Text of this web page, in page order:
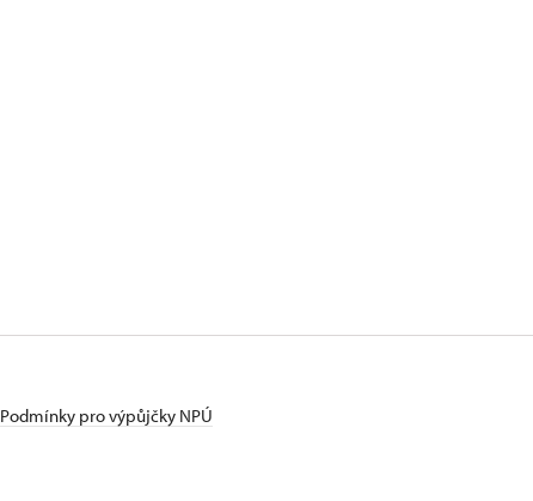
Podmínky pro výpůjčky NPÚ